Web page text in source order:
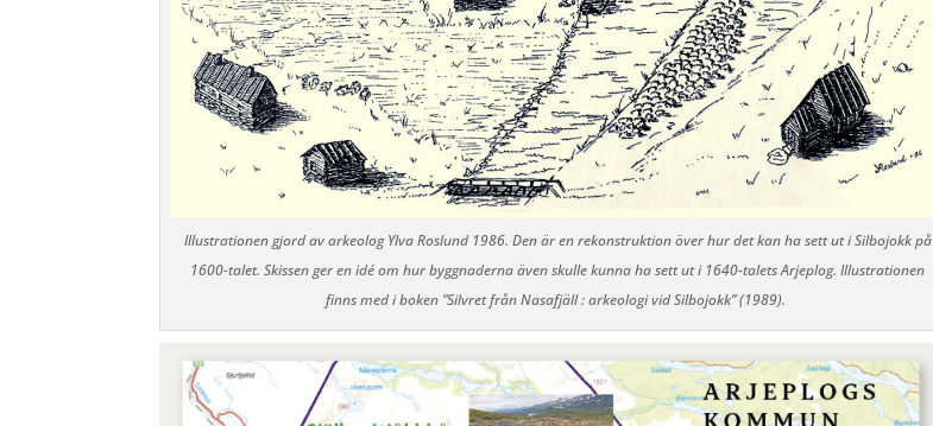
Illustrationen gjord av arkeolog Ylva Roslund 1986. Den är en rekonstruktion över hur det kan ha sett ut i Silbojokk på
1600-talet. Skissen ger en idé om hur byggnaderna även skulle kunna ha sett ut i 1640-talets Arjeplog. Illustrationen
finns med i boken ”Silvret från Nasafjäll : arkeologi vid Silbojokk” (1989).